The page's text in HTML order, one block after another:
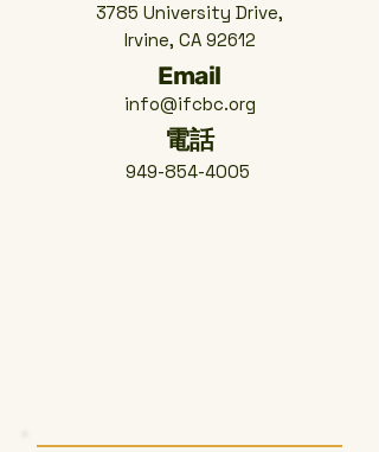
3785 University Drive,
Irvine, CA 92612
Email
info@ifcbc.org
​電話
949-854-4005